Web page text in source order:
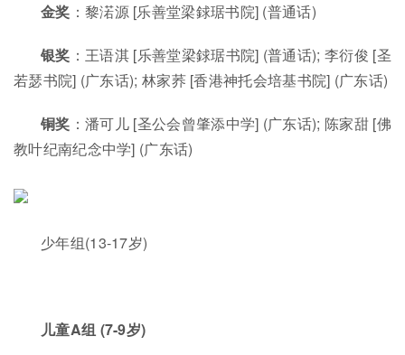
金奖 ：黎渃源 [乐善堂梁銶琚书院] (普通话)
银奖 ：王语淇 [乐善堂梁銶琚书院] (普通话); 李衍俊 [圣
若瑟书院] (广东话); 林家荞 [香港神托会培基书院] (广东话)
铜奖 ：潘可儿 [圣公会曾肇添中学] (广东话); 陈家甜 [佛
教叶纪南纪念中学] (广东话)
少年组(13-17岁)
儿童A组 (7-9岁)